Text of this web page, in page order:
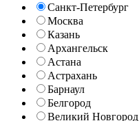
Санкт-Петербург
Москва
Казань
Архангельск
Астана
Астрахань
Барнаул
Белгород
Великий Новгород